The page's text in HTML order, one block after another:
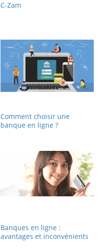
C-Zam
Comment choisir une
banque en ligne ?
Banques en ligne :
avantages et inconvénients